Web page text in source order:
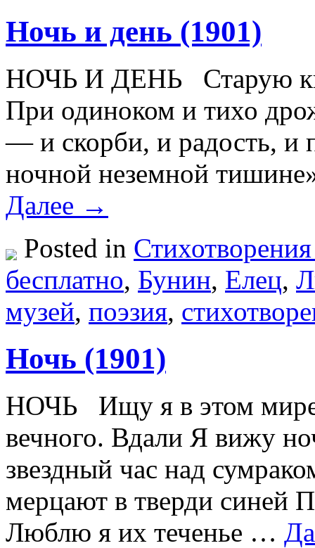
Ночь и день (1901)
НОЧЬ И ДЕНЬ Старую
При одиноком и тихо
— и скорби, и радость, и
ночной неземной
Далее →
Posted in
бесплатно, Бунин, Елец,
музей, поэзия,
Ночь (1901)
НОЧЬ Ищу я в этом мире
вечного. Вдали Я вижу
звездный час над
мерцают в тверди синей
Люблю я их теченье …